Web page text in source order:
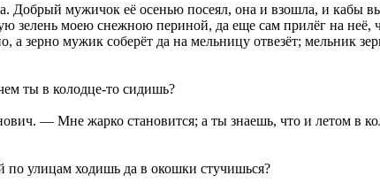
мужичок её осенью посеял, она и взошла, и кабы
моею снежною периной, да еще сам прилёг на неё,
а зерно мужик соберёт да на мельницу отвезёт; мельник
ты в колодце-то сидишь?
— Мне жарко становится; а ты знаешь, что и летом в
улицам ходишь да в окошки стучишься?